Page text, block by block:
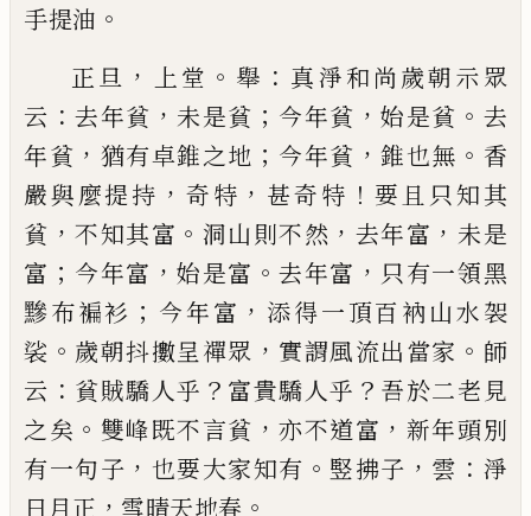
手提油 。
正旦 ， 上堂 。 舉 ： 真淨和尚歲朝示眾
云 ：去年貧 ， 未是貧 ； 今年貧 ，始是貧 。 去
年貧 ， 猶有卓錐之地 ； 今年貧 ，錐也無 。 香
嚴與麼提持 ， 奇特 ， 甚奇特 ！要且只知其
貧 ，不知其富 。 洞山則不然 ， 去年富 ， 未是
富 ； 今年富 ，始是富 。去年富 ， 只有一領黑
黲布褊衫 ； 今年富 ， 添得一頂百衲山水袈
裟 。 歲朝抖擻呈禪眾 ， 實謂風流出當家 。 師
云 ： 貧賊驕人乎 ？ 富貴驕人乎 ？ 吾於二老見
之矣 。 雙峰既不言貧 ，亦不道富 ， 新年頭別
有一句子 ， 也要大家知有 。 竪拂子 ， 雲 ： 淨
日月正 ， 雪晴天地春 。